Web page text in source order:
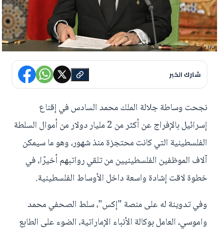
شارك الخبر
نجحت وساطة جلالة الملك محمد السادس في إقناع
إسرائيل بالإفراج عن أكثر من 2 مليار دولار من أموال السلطة
الفلسطينية التي كانت محتجزة منذ شهور، وهو ما سيمكن
آلاف الموظفين الفلسطينيين من تلقي رواتبهم أخيرًا، في
خطوة لاقت إشادة واسعة داخل الأوساط الفلسطينية.
وفي تدوينة له على منصة "إكس"، سلط الصحفي محمد
واموسي، العامل بوكالة الأنباء الإماراتية، الضوء على الطابع